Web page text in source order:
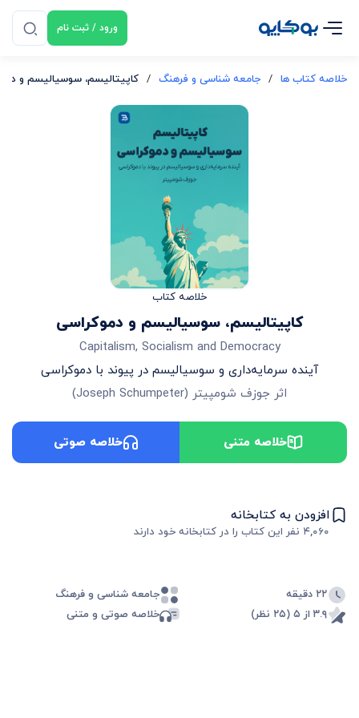
ورود / ثبت نام
خلاصه کتاب ها / جامعه شناسی و فرهنگ / کاپیتالیسم، سوسیالیسم و
خلاصه کتاب
کاپیتالیسم، سوسیالیسم و دموکراسی
Capitalism, Socialism and Democracy
آینده سرمایه‌داری و سوسیالیسم در پیوند با دموکراسی
اثر جوزف شومپیتر (
Joseph Schumpeter
)
خلاصه متنی خلاصه صوتی
افزودن به کتابخانه
۴,۰۶۰ نفر این کتاب را در کتابخانه خود دارند
۲۲ دقیقه
جامعه شناسی و فرهنگ
۳.۹ از ۵ (۲۵ نظر)
خلاصه صوتی و متنی